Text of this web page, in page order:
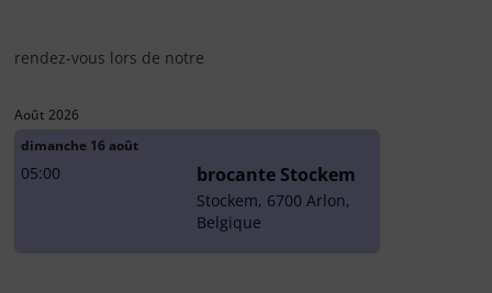
rendez-vous lors de notre
Août 2026
dimanche 16 août
05:00 brocante Stockem
Stockem, 6700 Arlon,
Belgique